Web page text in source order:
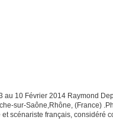
au 10 Février 2014 Raymond
sur-Saône,Rhône, (France)
scénariste français, considéré